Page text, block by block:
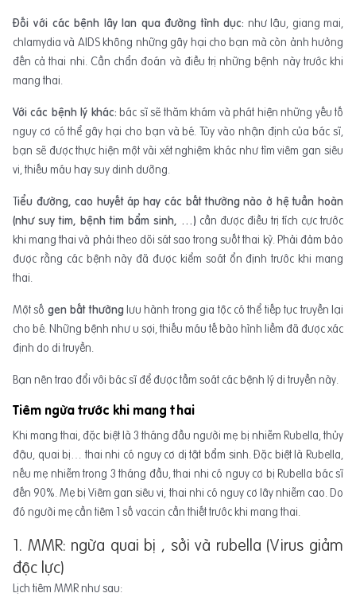
Đối với các bệnh lây lan qua đường tình dục: như lậu, giang mai,
chlamydia và AIDS không những gây hại cho bạn mà còn ảnh hưởng
đến cả thai nhi. Cần chẩn đoán và điều trị những bệnh này trước khi
mang thai.
Với các bệnh lý khác: bác sĩ sẽ thăm khám và phát hiện những yếu tố
nguy cơ có thể gây hại cho bạn và bé. Tùy vào nhận định của bác sĩ,
bạn sẽ được thực hiện một vài xét nghiệm khác như tìm viêm gan siêu
vi, thiếu máu hay suy dinh dưỡng.
Tiểu đường, cao huyết áp hay các bất thường nào ở hệ tuần hoàn
(như suy tim, bệnh tim bẩm sinh, …) cần được điều trị tích cực trước
khi mang thai và phải theo dõi sát sao trong suốt thai kỳ. Phải đảm bảo
được rằng các bệnh này đã được kiểm soát ổn định trước khi mang
thai.
Một số gen bất thườnglưu hành trong gia tộc có thể tiếp tục truyền lại
cho bé. Những bệnh như u sợi, thiếu máu tế bào hình liềm đã được xác
định do di truyền.
Bạn nên trao đổi với bác sĩ để được tầm soát các bệnh lý di truyền này.
Tiêm ngừa trước khi mang thai
Khi mang thai, đặc biệt là 3 tháng đầu người mẹ bị nhiễm Rubella, thủy
đậu, quai bị… thai nhi có nguy cơ dị tật bẩm sinh. Đặc biệt là Rubella,
nếu mẹ nhiễm trong 3 tháng đầu, thai nhi có nguy cơ bị Rubella bác sĩ
đến 90%. Mẹ bị Viêm gan siêu vi, thai nhi có nguy cơ lây nhiễm cao. Do
đó người mẹ cần tiêm 1 số vaccin cần thiết trước khi mang thai.
1. MMR: ngừa quai bị , sởi và rubella (Virus giảm
độc lực)
Lịch tiêm MMR như sau: